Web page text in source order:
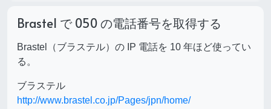
Brastel で 050 の電話番号を取得する
Brastel（ブラステル）の IP 電話を 10 年ほど使ってい
る。
ブラステル
http://www.brastel.co.jp/Pages/jpn/home/